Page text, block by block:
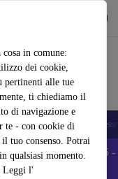
in comune:
dei cookie,
pertinenti alle tue
ti chiediamo il
di navigazione e
te - con cookie di
tuo consenso. Potrai
in qualsiasi momento.
Leggi l'
Smartwatch
- Codice: ANDROID5 -